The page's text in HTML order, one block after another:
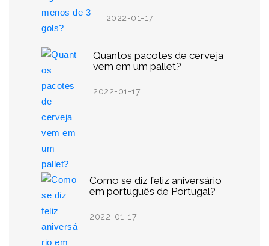
2022-01-17
Quantos pacotes de cerveja
vem em um pallet?
2022-01-17
Como se diz feliz aniversário
em português de Portugal?
2022-01-17